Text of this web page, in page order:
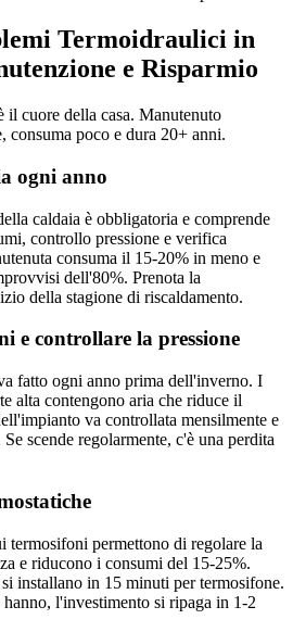
Termoidraulici in
e Risparmio
cuore della casa. Manutenuto
consuma poco e dura 20+ anni.
ogni anno
caldaia è obbligatoria e comprende
controllo pressione e verifica
consuma il 15-20% in meno e
dell'80%. Prenota la
della stagione di riscaldamento.
e controllare la pressione
fatto ogni anno prima dell'inverno. I
alta contengono aria che riduce il
va controllata mensilmente e
scende regolarmente, c'è una perdita
termosifoni permettono di regolare la
e riducono i consumi del 15-25%.
installano in 15 minuti per termosifone.
l'investimento si ripaga in 1-2